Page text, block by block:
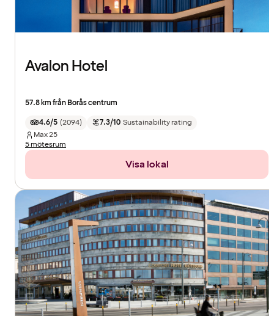
Avalon Hotel
57.8 km från Borås centrum
4.6/5 (2094) 7.3/10 Sustainability rating
Max25
5 mötesrum
Visa lokal